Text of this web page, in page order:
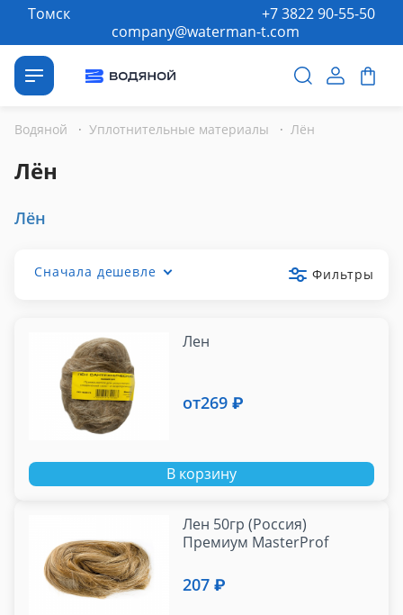
Томск
company@waterman-t.com
+7 3822 90-55-50
Водяной · Уплотнительные материалы · Лён
Лён
Лён
Сначала дешевле Фильтры
Лен
от269 ₽
В корзину
Лен 50гр (Россия)
Премиум MasterProf
207 ₽